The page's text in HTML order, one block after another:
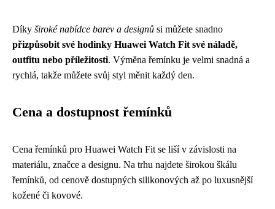
Díky široké nabídce barev a designů si můžete snadno
přizpůsobit své hodinky Huawei Watch Fit své náladě,
outfitu nebo příležitosti. Výměna řemínku je velmi snadná a
rychlá, takže můžete svůj styl měnit každý den.
Cena a dostupnost řemínků
Cena řemínků pro Huawei Watch Fit se liší v závislosti na
materiálu, značce a designu. Na trhu najdete širokou škálu
řemínků, od cenově dostupných silikonových až po luxusnější
kožené či kovové.